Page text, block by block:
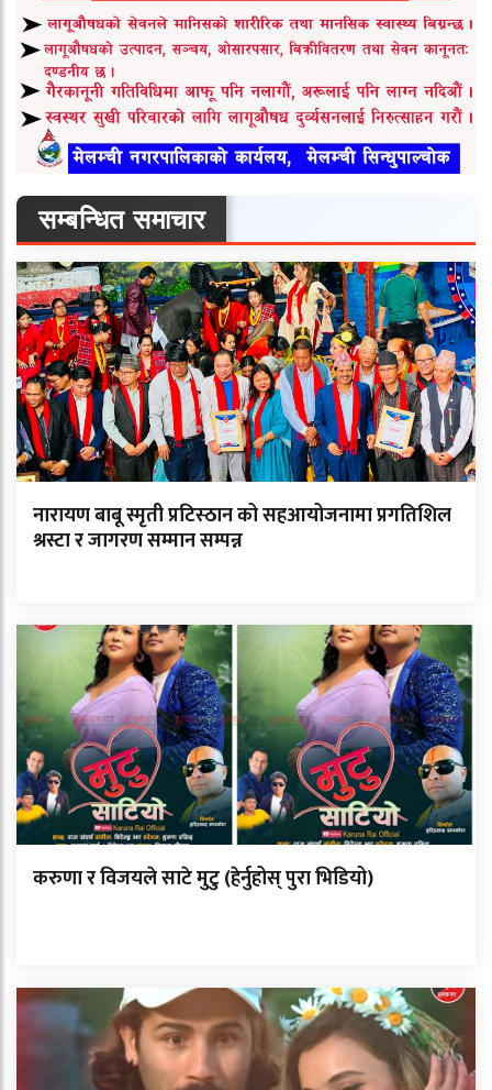
सम्बन्धित समाचार
नारायण बाबू स्मृती प्रटिस्ठान को सहआयोजनामा प्रगतिशिल
श्रस्टा र जागरण सम्मान सम्पन्न
करुणा र विजयले साटे मुटु (हेर्नुहोस् पुरा भिडियो)